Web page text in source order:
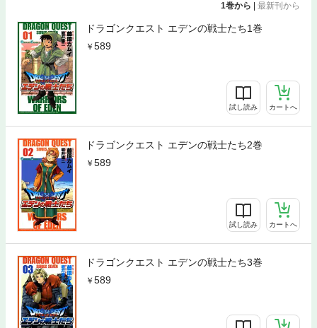
1巻から 最新刊から
ドラゴンクエスト エデンの戦士たち1巻
589
試し読み カートへ
ドラゴンクエスト エデンの戦士たち2巻
589
試し読み カートへ
ドラゴンクエスト エデンの戦士たち3巻
589